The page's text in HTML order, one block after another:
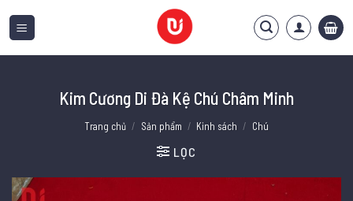
qua
Kim Cương Di Đà Kệ Chú Châm Minh
Trang chủ / Sản phẩm / Kinh sách / Chú
LỌC